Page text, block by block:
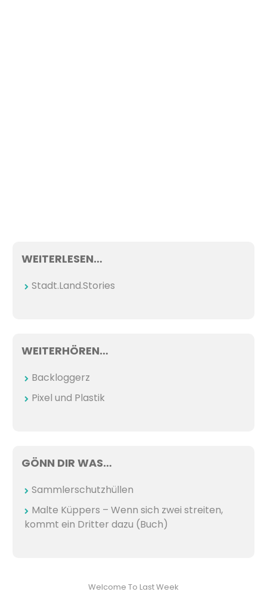
WEITERLESEN…
Stadt.Land.Stories
WEITERHÖREN…
Backloggerz
Pixel und Plastik
GÖNN DIR WAS…
Sammlerschutzhüllen
Malte Küppers – Wenn sich zwei streiten,
kommt ein Dritter dazu (Buch)
Welcome To Last Week